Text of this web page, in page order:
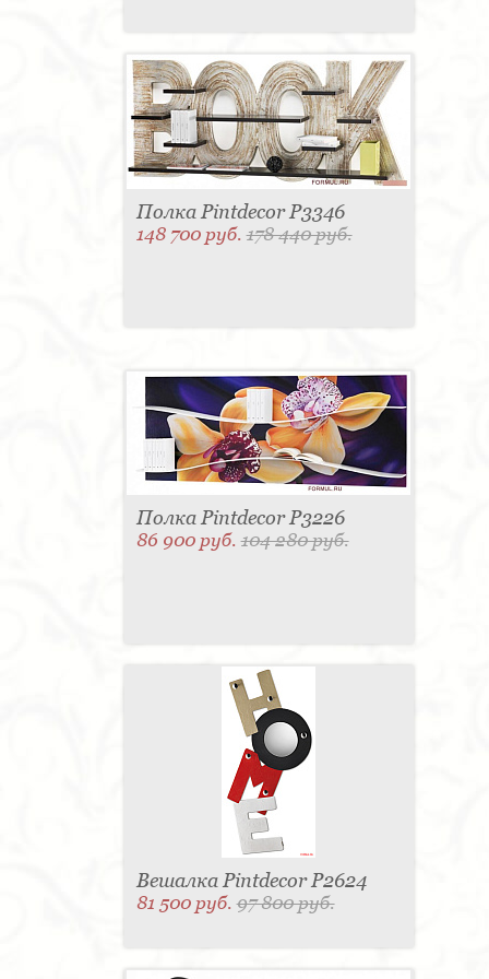
Полка Pintdecor P3346
148 700 руб.178 440 руб.
Полка Pintdecor P3226
86 900 руб.104 280 руб.
Вешалка Pintdecor P2624
81 500 руб.97 800 руб.